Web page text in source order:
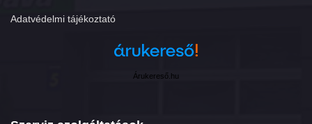
Adatvédelmi tájékoztató
Árukereső.hu